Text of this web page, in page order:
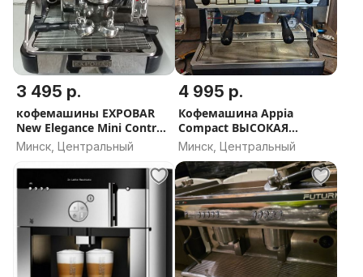
3 495 р.
кофемашины EXPOBAR
New Elegance Mini Control
1GR Испания
Минск, Центральный
4 995 р.
Кофемашина Appia
Compact ВЫСОКАЯ
ГРУППА 2 Gr V (Nuova
Simonelli, Италия)
Минск, Центральный